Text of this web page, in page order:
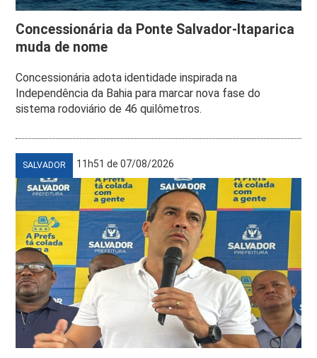
Concessionária da Ponte Salvador-Itaparica
muda de nome
Concessionária adota identidade inspirada na
Independência da Bahia para marcar nova fase do
sistema rodoviário de 46 quilômetros.
SALVADOR 11h51 de 07/08/2026